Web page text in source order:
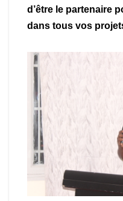
d’être le partenaire
dans tous vos